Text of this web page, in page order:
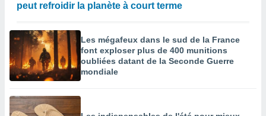
peut refroidir la planète à court terme
Les mégafeux dans le sud de la France
font exploser plus de 400 munitions
oubliées datant de la Seconde Guerre
mondiale